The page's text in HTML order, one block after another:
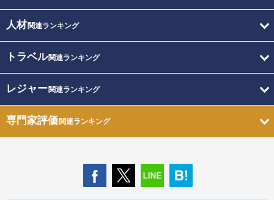
人材関連ランキング
トラベル関連ランキング
レジャー関連ランキング
専門家評価関連ランキング